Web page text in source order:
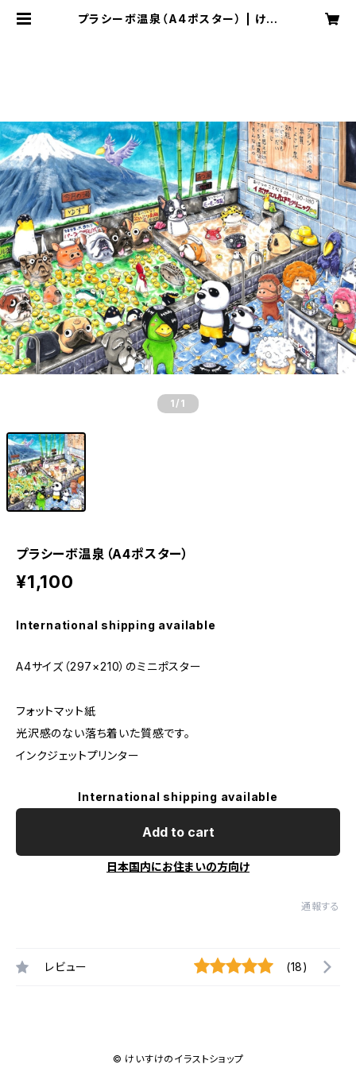
プラシーボ温泉（A4ポスター） | けい
1 /1
プラシーボ温泉（A4ポスター）
¥1,100
International shipping available
A4サイズ（297×210）のミニポスター
フォットマット紙
光沢感のない落ち着いた質感です。
インクジェットプリンター
International shipping available
Add to cart
日本国内にお住まいの方向け
通報する
レビュー (18)
© けいすけのイラストショップ